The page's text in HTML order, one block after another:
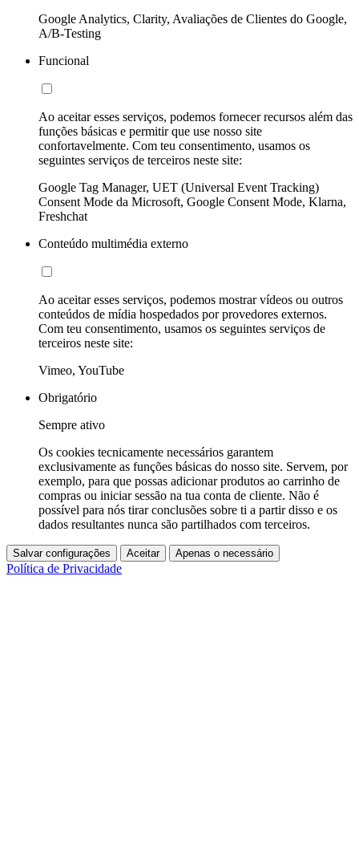
Google Analytics, Clarity, Avaliações de Clientes do Google,
A/B-Testing
Funcional
Ao aceitar esses serviços, podemos fornecer recursos além das
funções básicas e permitir que use nosso site
confortavelmente. Com teu consentimento, usamos os
seguintes serviços de terceiros neste site:
Google Tag Manager, UET (Universal Event Tracking)
Consent Mode da Microsoft, Google Consent Mode, Klarna,
Freshchat
Conteúdo multimédia externo
Ao aceitar esses serviços, podemos mostrar vídeos ou outros
conteúdos de mídia hospedados por provedores externos.
Com teu consentimento, usamos os seguintes serviços de
terceiros neste site:
Vimeo, YouTube
Obrigatório
Sempre ativo
Os cookies tecnicamente necessários garantem
exclusivamente as funções básicas do nosso site. Servem, por
exemplo, para que possas adicionar produtos ao carrinho de
compras ou iniciar sessão na tua conta de cliente. Não é
possível para nós tirar conclusões sobre ti a partir disso e os
dados resultantes nunca são partilhados com terceiros.
Salvar configurações Aceitar Apenas o necessário
Política de Privacidade